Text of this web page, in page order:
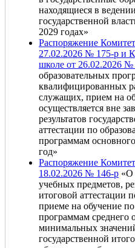
находящиеся в
государственной
2029 годах»
Распоряжение
27.02.2026 № 175-р и
школе от 26.02.2026 №
образовательных
квалифицированных
служащих, прием на
осуществляется вне
результатов
аттестации по
программам
год»
Распоряжение
18.02.2026 № 146-р «О
учебных предметов,
итоговой аттестации
приеме на обучение
программам среднего
минимальных
государственной